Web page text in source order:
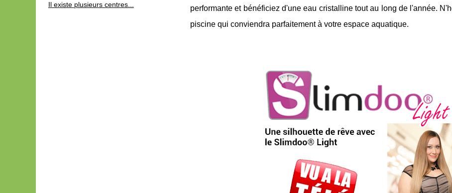
performante et bénéficiez d'une eau cristalline tout au long de l'année.
piscine qui conviendra parfaitement à votre espace aquatique.
Il existe plusieurs centres...